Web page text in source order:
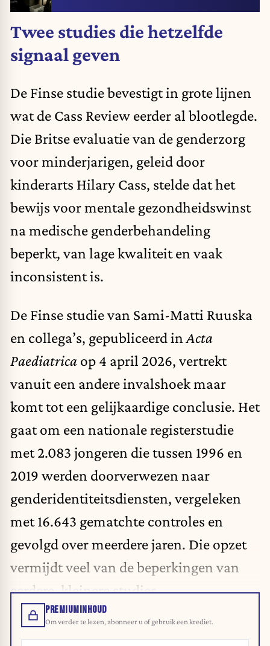
Twee studies die hetzelfde
signaal geven
De Finse studie bevestigt in grote lijnen
wat de Cass Review eerder al blootlegde.
Die Britse evaluatie van de genderzorg
voor minderjarigen, geleid door
kinderarts Hilary Cass, stelde dat het
bewijs voor mentale gezondheidswinst
na medische genderbehandeling
beperkt, van lage kwaliteit en vaak
inconsistent is.
De Finse studie van Sami-Matti Ruuska
en collega’s, gepubliceerd in Acta
Paediatrica op 4 april 2026, vertrekt
vanuit een andere invalshoek maar
komt tot een gelijkaardige conclusie. Het
gaat om een nationale registerstudie
met 2.083 jongeren die tussen 1996 en
2019 werden doorverwezen naar
genderidentiteitsdiensten, vergeleken
met 16.643 gematchte controles en
gevolgd over meerdere jaren. Die opzet
vermijdt veel van de beperkingen van
eerdere, kleinere studies.
PREMIUMINHOUD
Om verder te lezen, abonneer u of gebruik een krediet.